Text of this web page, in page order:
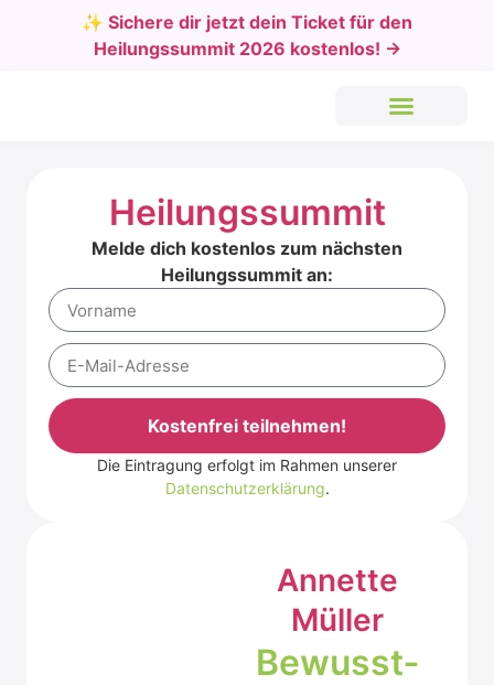
✨ Sichere dir jetzt dein Ticket für den
Heilungssummit 2026 kostenlos! →
Annet­te
Mül­ler
Bewusst­
Heilungssummit
Melde dich kostenlos zum nächsten
Heilungssummit an:
Kostenfrei teilnehmen!
Alternative:
Die Eintragung erfolgt im Rahmen unserer
Datenschutzerklärung.